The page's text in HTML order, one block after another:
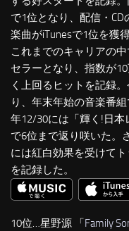
で1位となり、配信・
楽曲がiTunesで1位を獲
これまでのキャリアの
セラーとなり、指数が
く上回るヒットを記録
り、年末年始の音楽番
年12/30には「輝く!日本
で6位まで返り咲いた。
には紅白効果を受けて
を記録した。
10位…星野源 「Family